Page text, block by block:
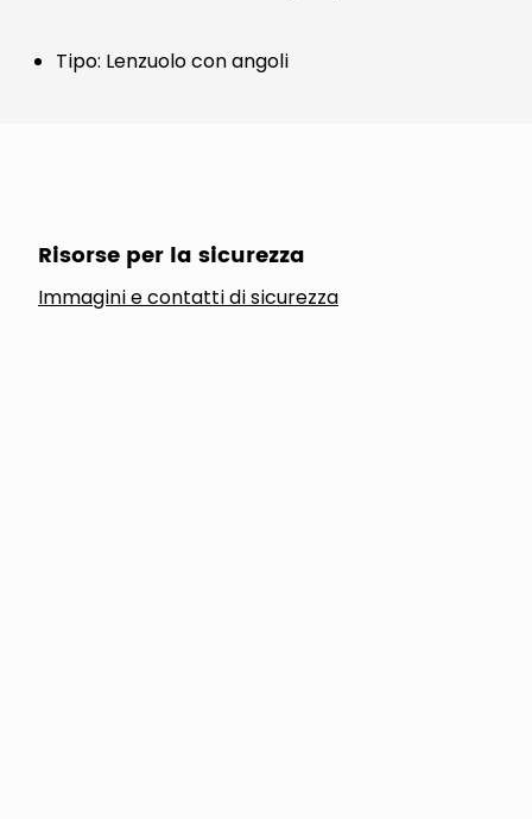
Tipo: Lenzuolo con angoli
Risorse per la sicurezza
Immagini e contatti di sicurezza